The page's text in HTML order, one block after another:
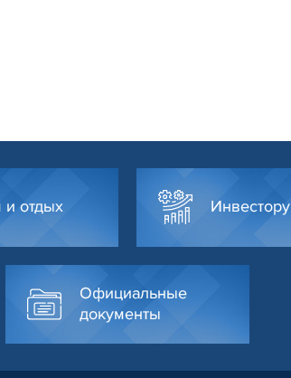
и отдых Инвестору
Официальные
документы